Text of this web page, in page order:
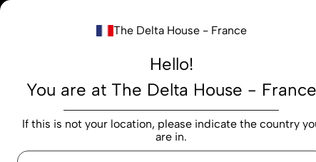
The Delta House - France
Hello!
You are at The Delta House - France
If this is not your location, please indicate the country
are in.
Notre
Produits Marques Cafés Capsules
Café moulu Delta Cafés Passion 220 g